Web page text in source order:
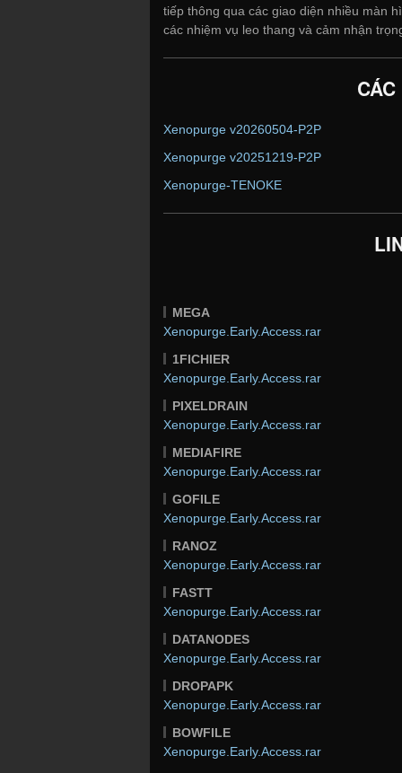
tiếp thông qua các giao diện nhiều màn
các nhiệm vụ leo thang và cảm nhận
Xenopurge v20260504-P2P
Xenopurge v20251219-P2P
Xenopurge-TENOKE
MEGA
Xenopurge.Early.Access.rar
1FICHIER
Xenopurge.Early.Access.rar
PIXELDRAIN
Xenopurge.Early.Access.rar
MEDIAFIRE
Xenopurge.Early.Access.rar
GOFILE
Xenopurge.Early.Access.rar
RANOZ
Xenopurge.Early.Access.rar
FASTT
Xenopurge.Early.Access.rar
DATANODES
Xenopurge.Early.Access.rar
DROPAPK
Xenopurge.Early.Access.rar
BOWFILE
Xenopurge.Early.Access.rar